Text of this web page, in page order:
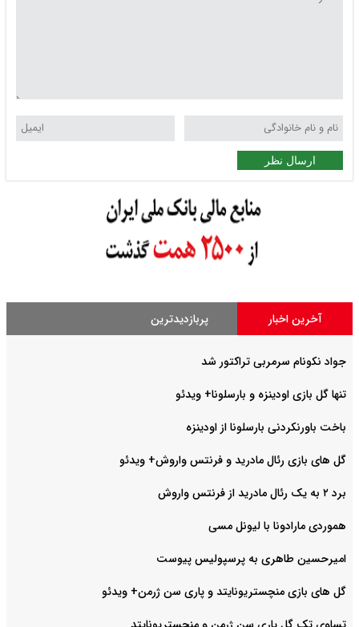
ارسال نظر
آخرین اخبار پربازدیدترین
جواد نکونام سرمربی تراکتور شد
تنها گل بازی اودینزه و بارسلونا+ ویدئو
باخت باورنکردنی بارسلونا از اودینزه
گل های بازی رئال مادرید و فرنتس واروش+ ویدئو
برد ۲ به یک رئال مادرید از فرنتس واروش
هموردی مارادونا با لیونل مسی
امیرحسین طاهری به پرسپولیس پیوست
گل های بازی منچستریونایتد و پاری سن ژرمن+ ویدئو